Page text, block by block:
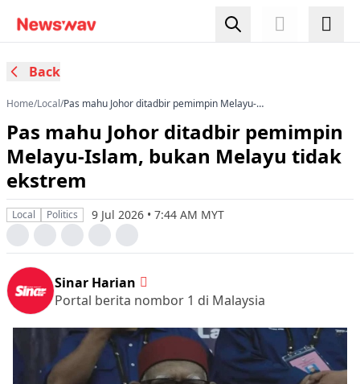
Back
Home/Local/Pas mahu Johor ditadbir pemimpin Melayu-
Pas mahu Johor ditadbir pemimpin
Melayu-Islam, bukan Melayu tidak
ekstrem
Local Politics 9 Jul 2026 • 7:44 AM MYT
Sinar Harian
Portal berita nombor 1 di Malaysia